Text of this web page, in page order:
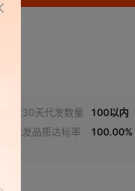
近30天代发数量 100以内
代发品质达标率 100.00%